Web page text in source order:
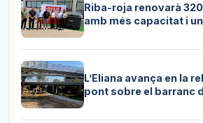
Riba-roja renovarà
amb més capacitat i
L’Eliana avança en la
pont sobre el barranc